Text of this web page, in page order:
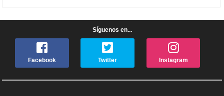
Síguenos en...
Facebook Twitter Instagram